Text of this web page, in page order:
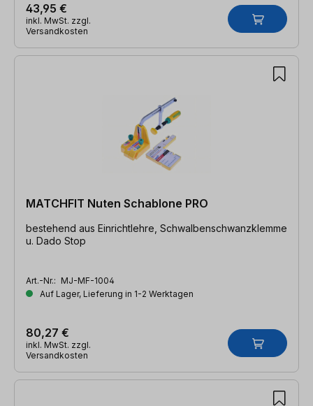
43,95 €
inkl. MwSt. zzgl.
Versandkosten
MATCHFIT Nuten Schablone PRO
bestehend aus Einrichtlehre, Schwalbenschwanzklemme
u. Dado Stop
Art.-Nr.: MJ-MF-1004
Auf Lager, Lieferung in 1-2 Werktagen
80,27 €
inkl. MwSt. zzgl.
Versandkosten